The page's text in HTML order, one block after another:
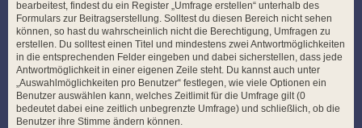
bearbeitest, findest du ein Register „Umfrage erstellen“ unterhalb des
Formulars zur Beitragserstellung. Solltest du diesen Bereich nicht sehen
können, so hast du wahrscheinlich nicht die Berechtigung, Umfragen zu
erstellen. Du solltest einen Titel und mindestens zwei Antwortmöglichkeiten
in die entsprechenden Felder eingeben und dabei sicherstellen, dass jede
Antwortmöglichkeit in einer eigenen Zeile steht. Du kannst auch unter
„Auswahlmöglichkeiten pro Benutzer“ festlegen, wie viele Optionen ein
Benutzer auswählen kann, welches Zeitlimit für die Umfrage gilt (0
bedeutet dabei eine zeitlich unbegrenzte Umfrage) und schließlich, ob die
Benutzer ihre Stimme ändern können.